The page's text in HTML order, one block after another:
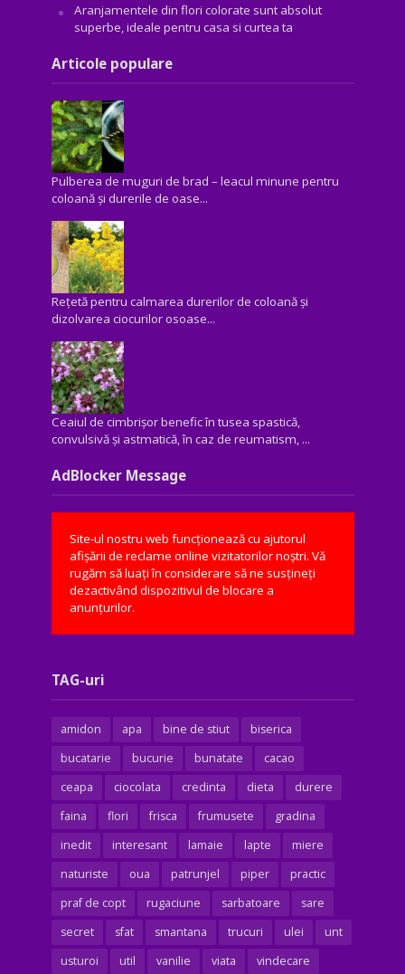
Aranjamentele din flori colorate sunt absolut
superbe, ideale pentru casa si curtea ta
Articole populare
Pulberea de muguri de brad – leacul minune pentru
coloană și durerile de oase...
Rețetă pentru calmarea durerilor de coloană și
dizolvarea ciocurilor osoase...
Ceaiul de cimbrișor benefic în tusea spastică,
convulsivă şi astmatică, în caz de reumatism, ...
AdBlocker Message
Site-ul nostru web funcționează cu ajutorul
afișării de reclame online vizitatorilor noștri. Vă
rugăm să luați în considerare să ne susțineți
dezactivând dispozitivul de blocare a
anunțurilor.
TAG-uri
amidon apa bine de stiut
biserica
bucatarie
bucurie bunatate
cacao
ceapa
ciocolata credinta dieta
durere
faina
flori frisca frumusete
gradina
inedit
interesant lamaie lapte
miere
naturiste
oua patrunjel piper
practic
praf de copt
rugaciune sarbatoare
sare
secret
sfat smantana trucuri ulei
unt
usturoi
util vanilie viata vindecare